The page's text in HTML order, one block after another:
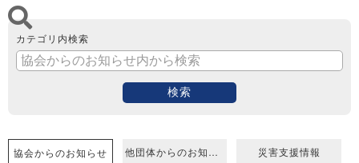
カテゴリ内検索
検索
協会からのお知らせ 他団体からのお知らせ 災害支援情報